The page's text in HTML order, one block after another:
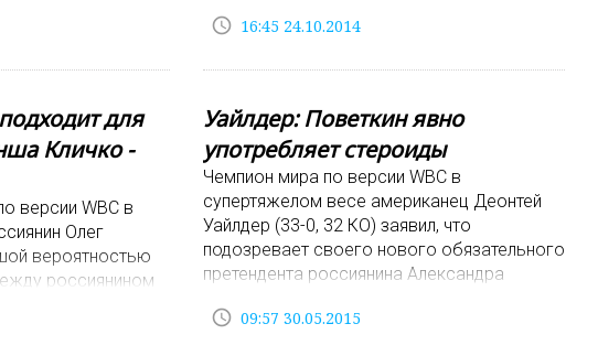
уже
Такое мнение
access_time 16:45 24.10.2014
для
Кличко -
версии WBC в
Олег
вероятностью
россиянином
и обладателем
Уайлдер: Поветкин явно
употребляет стероиды
Чемпион мира по версии WBC в
супертяжелом весе американец Деонтей
Уайлдер (33-0, 32 КО) заявил, что
подозревает своего нового обязательного
претендента россиянина Александра
access_time 09:57 30.05.2015